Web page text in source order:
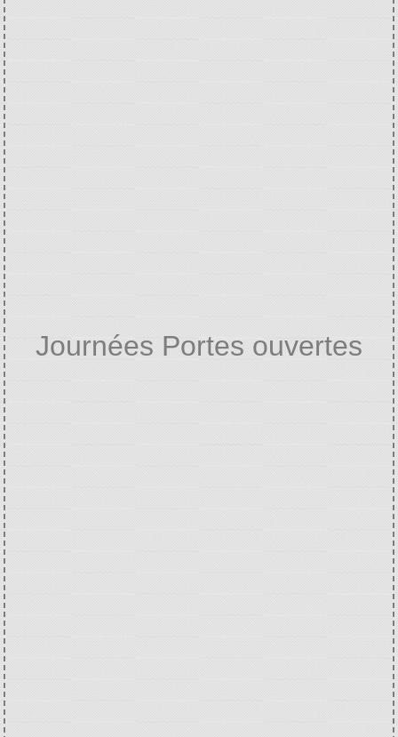
Journées Portes ouvertes